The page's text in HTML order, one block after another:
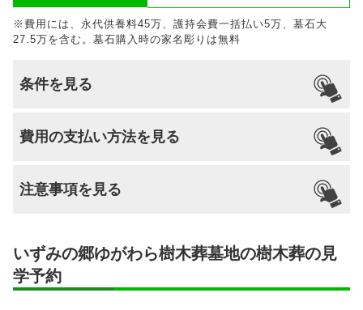
無
※費用には、永代供養料45万、護持会費一括払い5万、墓石大
27.5万を含む。墓石購入時の家名彫りは無料
条件を見る
国籍 宗派
納骨
生前申込
可能
費用の支払い方法を見る
注意事項を見る
安置期間経
過後
いずみの郷ゆがわら樹木葬墓地の樹木葬の見
学予約